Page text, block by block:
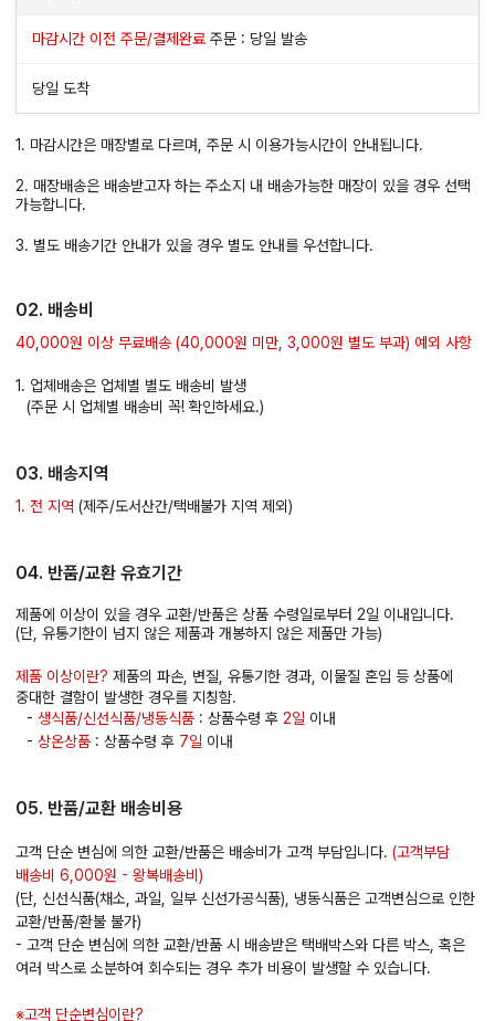
마감시간 이전 주문/결제완료 주문 : 당일 발송
당일 도착
1. 마감시간은 매장별로 다르며, 주문 시 이용가능시간이 안내됩니다.
2. 매장배송은 배송받고자 하는 주소지 내 배송가능한 매장이 있을 경우 선택
가능합니다.
3. 별도 배송기간 안내가 있을 경우 별도 안내를 우선합니다.
02. 배송비
40,000원 이상 무료배송 (40,000원 미만, 3,000원 별도 부과) 예외 사항
1. 업체배송은 업체별 별도 배송비 발생
(주문 시 업체별 배송비 꼭! 확인하세요.)
03. 배송지역
1. 전 지역 (제주/도서산간/택배불가 지역 제외)
04. 반품/교환 유효기간
제품에 이상이 있을 경우 교환/반품은 상품 수령일로부터 2일 이내입니다.
(단, 유통기한이 넘지 않은 제품과 개봉하지 않은 제품만 가능)
제품 이상이란? 제품의 파손, 변질, 유통기한 경과, 이물질 혼입 등 상품에
중대한 결함이 발생한 경우를 지칭함.
- 생식품/신선식품/냉동식품 : 상품수령 후 2일 이내
- 상온상품 : 상품수령 후 7일 이내
05. 반품/교환 배송비용
고객 단순 변심에 의한 교환/반품은 배송비가 고객 부담입니다. (고객부담
배송비 6,000원 - 왕복배송비)
(단, 신선식품(채소, 과일, 일부 신선가공식품), 냉동식품은 고객변심으로 인한
교환/반품/환불 불가)
- 고객 단순 변심에 의한 교환/반품 시 배송받은 택배박스와 다른 박스, 혹은
여러 박스로 소분하여 회수되는 경우 추가 비용이 발생할 수 있습니다.
※고객 단순변심이란?